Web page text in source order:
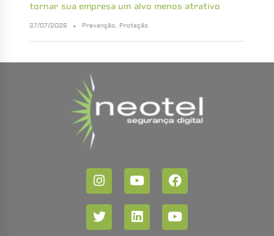
tornar sua empresa um alvo menos atrativo
27/07/2026 Prevenção, Proteção